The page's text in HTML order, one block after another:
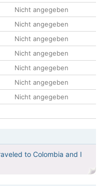
Nicht angegeben
Nicht angegeben
Nicht angegeben
Nicht angegeben
Nicht angegeben
Nicht angegeben
Nicht angegeben
to Colombia and I